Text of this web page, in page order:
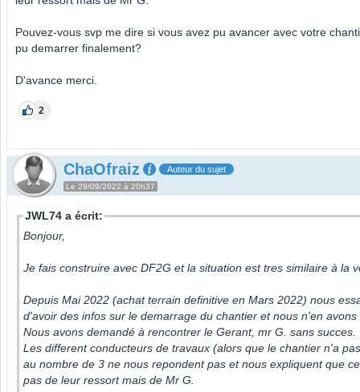
Pouvez-vous svp me dire si vous avez pu avancer avec votre
pu demarrer finalement?
D'avance merci.
2
ChaOfraiz Auteur du sujet
Le 29/09/2022 à 20h37
JWL74 a écrit:
Bonjour,
Je fais construire avec DF2G et la situation est tres similaire à la
Depuis Mai 2022 (achat terrain definitive en Mars 2022) nous
d'avoir des infos sur le demarrage du chantier et nous n'en avons
Nous avons demandé à rencontrer le Gerant, mr G. sans succes.
Les different conducteurs de travaux (alors que le chantier n'a
au nombre de 3 ne nous repondent pas et nous expliquent que
pas de leur ressort mais de Mr G.